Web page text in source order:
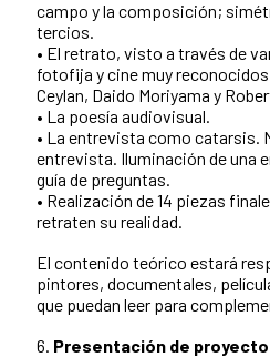
campo y la composición;
tercios.
• El retrato, visto a través de
fotofija y cine muy
Ceylan, Daido Moriyama y
• La poesía audiovisual.
• La entrevista como catarsis.
entrevista. Iluminación de una
guía de preguntas.
• Realización de 14 piezas
retraten su realidad.
El contenido teórico estará
pintores, documentales,
que puedan leer para
6. Presentación de